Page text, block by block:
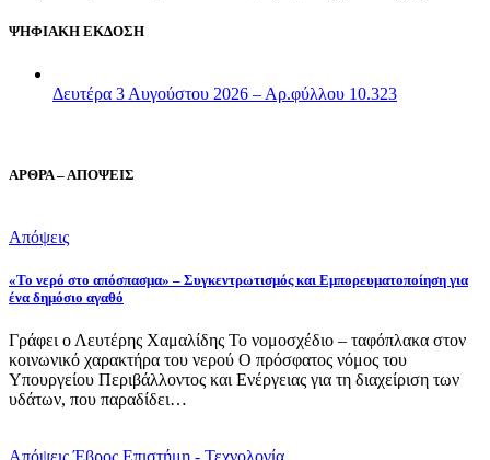
ΨΗΦΙΑΚΗ ΕΚΔΟΣΗ
Δευτέρα 3 Αυγούστου 2026 – Αρ.φύλλου 10.323
ΑΡΘΡΑ – ΑΠΟΨΕΙΣ
Απόψεις
«Το νερό στο απόσπασμα» – Συγκεντρωτισμός και Εμπορευματοποίηση για
ένα δημόσιο αγαθό
Γράφει ο Λευτέρης Χαμαλίδης Το νομοσχέδιο – ταφόπλακα στον
κοινωνικό χαρακτήρα του νερού Ο πρόσφατος νόμος του
Υπουργείου Περιβάλλοντος και Ενέργειας για τη διαχείριση των
υδάτων, που παραδίδει…
Απόψεις Έβρος Επιστήμη - Τεχνολογία